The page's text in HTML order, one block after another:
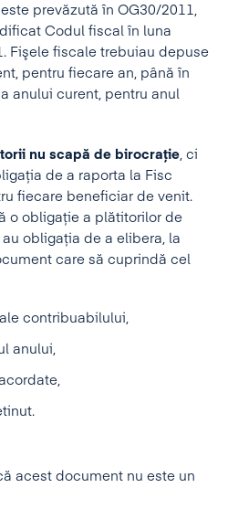
prevăzută în OG30/2011,
Codul fiscal în luna
Fişele fiscale trebuiau depuse
pentru fiecare an, până în
anului curent, pentru anul
nu scapă de birocraţie, ci
de a raporta la Fisc
fiecare beneficiar de venit.
o obligaţie a plătitorilor de
obligaţia de a elibera, la
care să cuprindă cel
contribuabilului,
anului,
acest document nu este un